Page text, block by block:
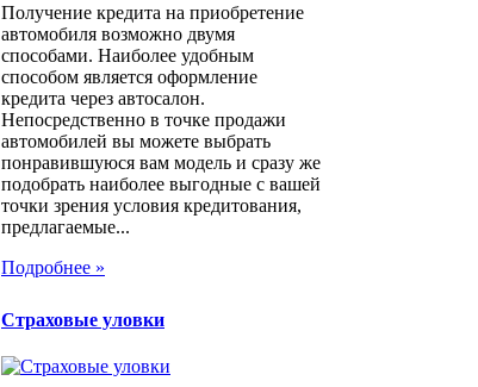
Получение кредита на приобретение
автомобиля возможно двумя
способами. Наиболее удобным
способом является оформление
кредита через автосалон.
Непосредственно в точке продажи
автомобилей вы можете выбрать
понравившуюся вам модель и сразу же
подобрать наиболее выгодные с вашей
точки зрения условия кредитования,
предлагаемые...
Подробнее »
Страховые уловки